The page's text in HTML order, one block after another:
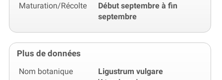
Maturation/Récolte
Début septembre à fin
septembre
Plus de données
Nom botanique
Ligustrum vulgare